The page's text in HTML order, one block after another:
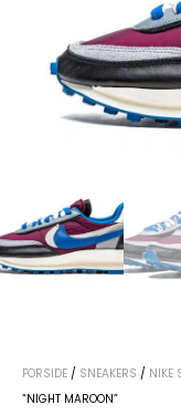
FORSIDE / SNEAKERS / NIKE
“NIGHT MAROON”